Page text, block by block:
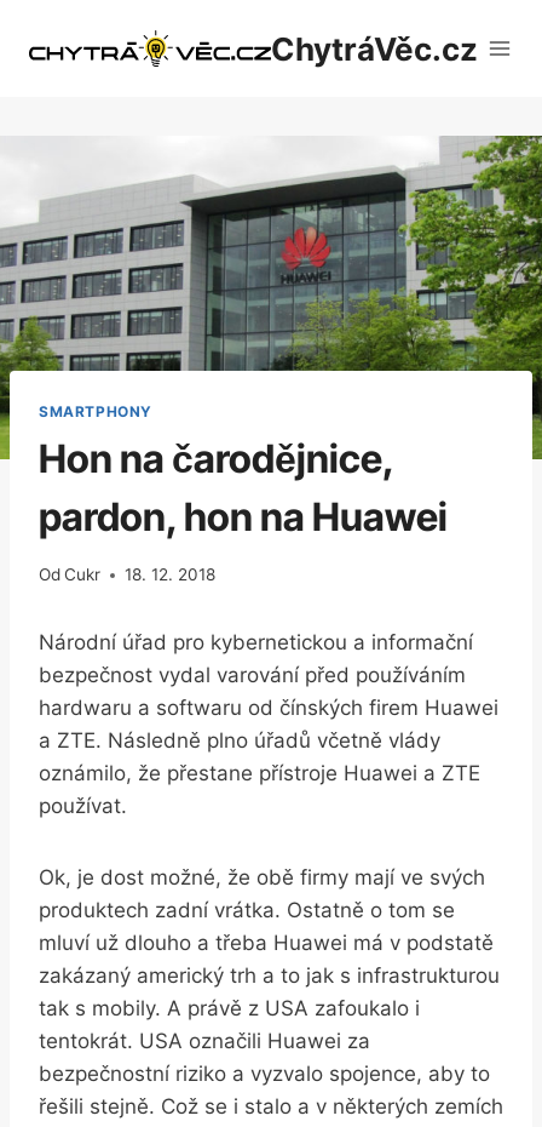
ChytráVěc.cz
SMARTPHONY
Hon na čarodějnice,
pardon, hon na Huawei
OdCukr 18. 12. 2018
Národní úřad pro kybernetickou a informační
bezpečnost vydal varování před používáním
hardwaru a softwaru od čínských firem Huawei
a ZTE. Následně plno úřadů včetně vlády
oznámilo, že přestane přístroje Huawei a ZTE
používat.
Ok, je dost možné, že obě firmy mají ve svých
produktech zadní vrátka. Ostatně o tom se
mluví už dlouho a třeba Huawei má v podstatě
zakázaný americký trh a to jak s infrastrukturou
tak s mobily. A právě z USA zafoukalo i
tentokrát. USA označili Huawei za
bezpečnostní riziko a vyzvalo spojence, aby to
řešili stejně. Což se i stalo a v některých zemích